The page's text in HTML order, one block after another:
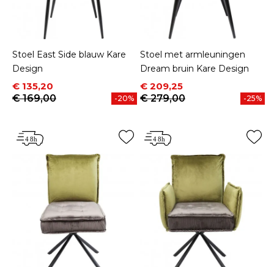
Stoel East Side blauw Kare
Design
Prijs
€ 135,20
Normale prijs
€ 169,00
-20%
Stoel met armleuningen
Dream bruin Kare Design
Prijs
€ 209,25
Normale prijs
€ 279,00
-25%